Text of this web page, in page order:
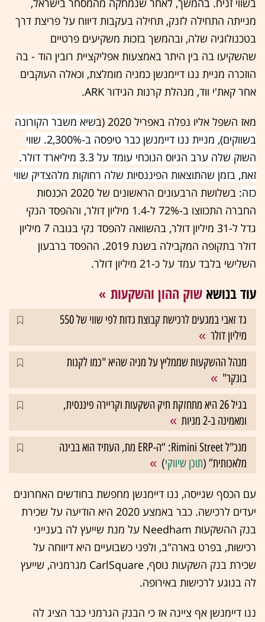
מנייתה התחילה לזנק, תחילה בעקבות דיווח על פריצת דרך
בטכנולוגיה שלה, ובהמשך בזכות משקיעים פרטיים
שהשקיעו בה בין היתר באמצעות אפליקציית רובין הוד - בה
הוזכרה מניית ננו דיימנשן כמניה מומלצת, וכאלה העוקבים
אחר קאת'י ווד, מנהלת קרנות הגידור ARK.
מאז השפל אליו נפלה באפריל 2020 (ב
שיא משבר הקורונה
בשווקים), מניית ננו דיימנשן כבר טיפסה ב-2,300%. שווי
השוק שלה ערב הגיוס הנוכחי עומד על 3.3 מיליארד דולר.
זאת, בזמן שהתוצאות הפיננסיות שלה רחוקות מלהצדיק שווי
כזה
: בשלושת הרבעונים הראשונים של 2020 הכנסות
החברה התכווצו ב-72% ל-1.4 מיליון דולר, וההפסד הנקי
גדל ל-31 מיליון דולר, בהשוואה להפסד נקי בגובה 7 מיליון
דולר בתקופה המקבילה בשנת 2019. ההפסד ברבעון
השלישי בלבד עמד על כ-21 מיליון דולר.
עוד בנושא שוק ההון והשקעות
גד זאבי במגעים לרכישת קבוצת גדות לפי שווי של 550
מיליון דולר
מנהל ההשקעות שממליץ על מניה שהיא "כמו לקנות
בונקר"
בגיל 26 היא מתחזקת תיק השקעות וקריירה פיננסית,
ומאמינה ב-2 מניות
מנכ"ל Rimini Street: “ה-ERP מת, העתיד הוא בבינה
מלאכותית” (תוכן שיווקי)
עם הכסף שגייסה, ננו דיימנשן מחפשת בחודשים האחרונים
יעדים לרכישה. כבר באמצע 2020 היא הודיעה על שכירת
בנק ההשקעות Needham על מנת שייעץ לה בענייני
רכישות, בפרט בארה"ב, ולפני כשבועיים היא דיווחה על
שכירת בנק השקעות נוסף, CarlSquare מגרמניה, שייעץ
לה בנוגע לרכישות באירופה.
ננו דיימנשן אף ציינה אז כי הבנק הגרמני כבר הציג לה